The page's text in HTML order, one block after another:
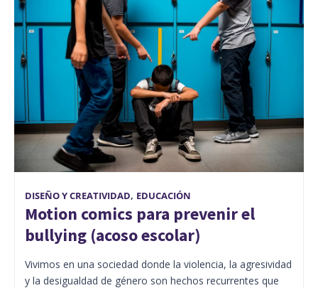
DISEÑO Y CREATIVIDAD, EDUCACIÓN
Motion comics para prevenir el
bullying (acoso escolar)
Vivimos en una sociedad donde la violencia, la agresividad
y la desigualdad de género son hechos recurrentes que